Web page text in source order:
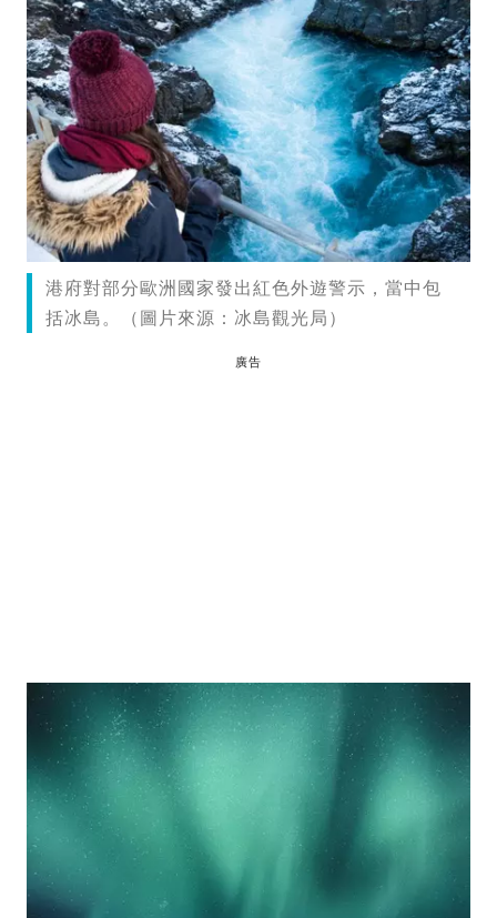
港府對部分歐洲國家發出紅色外遊警示，當中包
括冰島。（圖片來源：冰島觀光局）
廣告